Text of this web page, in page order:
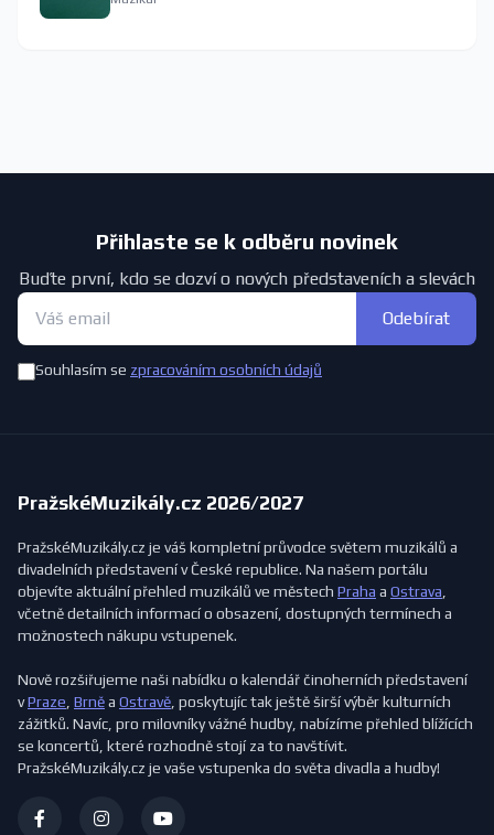
Přihlaste se k odběru novinek
Buďte první, kdo se dozví o nových představeních a slevách
Odebírat
Souhlasím se zpracováním osobních údajů
PražskéMuzikály.cz 2026/2027
PražskéMuzikály.cz je váš kompletní průvodce světem muzikálů a
divadelních představení v České republice. Na našem portálu
objevíte aktuální přehled muzikálů ve městech Praha a Ostrava
včetně detailních informací o obsazení, dostupných termínech a
možnostech nákupu vstupenek.
Nově rozšiřujeme naši nabídku o kalendář činoherních představení
vPraze Brněa Ostravě , poskytujíc tak ještě širší výběr kulturních
zážitků. Navíc, pro milovníky vážné hudby, nabízíme přehled blížících
se koncertů, které rozhodně stojí za to navštívit.
PražskéMuzikály.cz je vaše vstupenka do světa divadla a hudby!